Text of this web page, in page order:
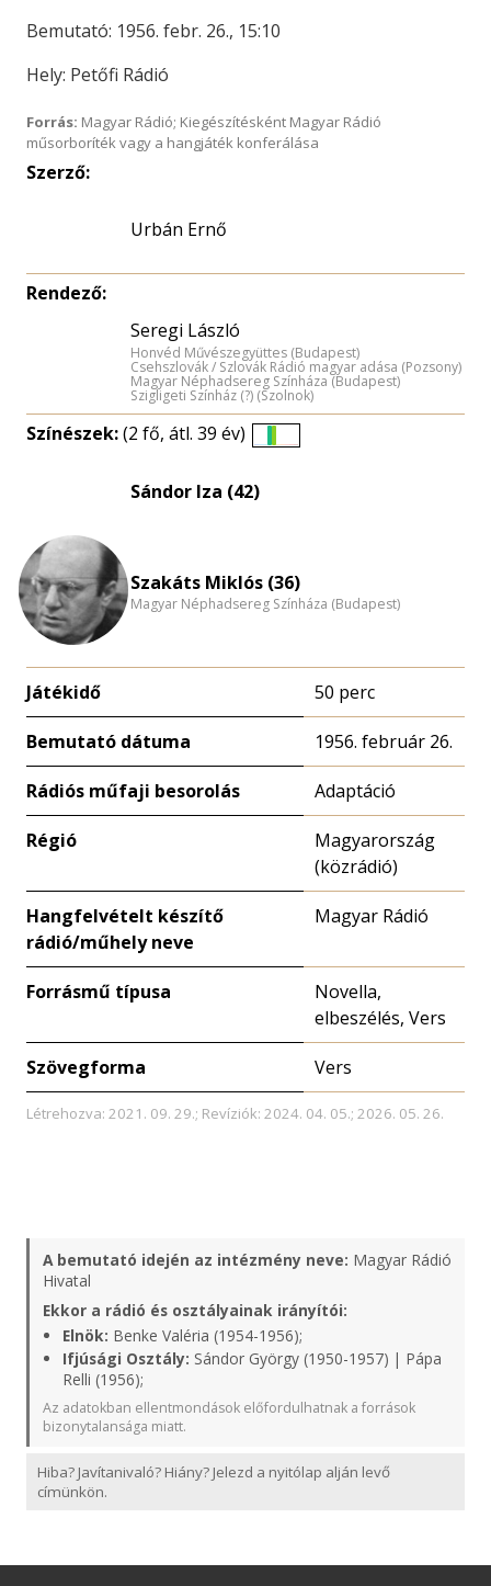
Bemutató: 1956. febr. 26., 15:10
Hely: Petőfi Rádió
Forrás: Magyar Rádió; Kiegészítésként Magyar Rádió
műsorboríték vagy a hangjáték konferálása
Szerző:
Urbán Ernő
Rendező:
Seregi László
Honvéd Művészegyüttes (Budapest)
Csehszlovák / Szlovák Rádió magyar adása (Pozsony)
Magyar Néphadsereg Színháza (Budapest)
Szigligeti Színház (?) (Szolnok)
Színészek:(2 fő, átl. 39 év)
Sándor Iza (42)
Szakáts Miklós (36)
Magyar Néphadsereg Színháza (Budapest)
Játékidő 50 perc
Bemutató dátuma 1956. február 26.
Rádiós műfaji besorolás Adaptáció
Régió
Magyarország
(közrádió)
Hangfelvételt készítő
rádió/műhely neve
Magyar Rádió
Forrásmű típusa
Novella,
elbeszélés, Vers
Szövegforma Vers
Létrehozva: 2021. 09. 29.; Revíziók: 2024. 04. 05.; 2026. 05. 26.
A bemutató idején az intézmény neve: Magyar Rádió
Hivatal
Ekkor a rádió és osztályainak irányítói:
Elnök: Benke Valéria (1954-1956);
Ifjúsági Osztály: Sándor György (1950-1957) | Pápa
Relli (1956);
Az adatokban ellentmondások előfordulhatnak a források
bizonytalansága miatt.
Hiba? Javítanivaló? Hiány? Jelezd a nyitólap alján levő
címünkön.